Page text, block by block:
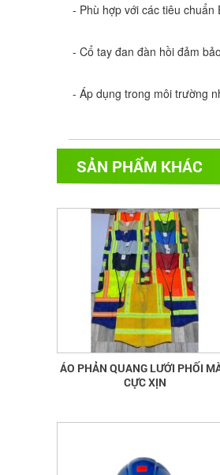
- Phù hợp với các tiêu chuẩn
- Cổ tay đan đàn hồi đảm
- Áp dụng trong môi trường
SẢN PHẨM KHÁC
ÁO PHẢN QUANG LƯỚI PHỐI
CỰC XỊN